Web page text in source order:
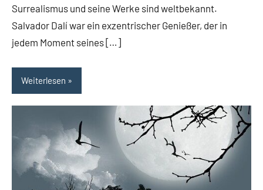
Surrealismus und seine Werke sind weltbekannt.
Salvador Dalí war ein exzentrischer Genießer, der in
jedem Moment seines […]
Weiterlesen